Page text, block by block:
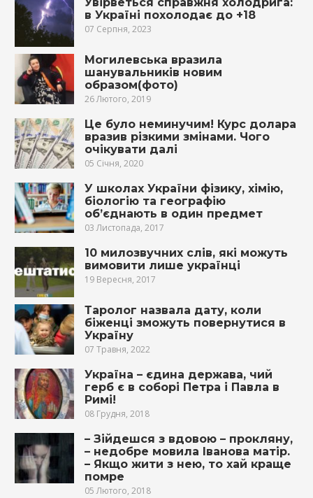
в Україні похолодає до +18
07 Серпня, 2023
Могилевська вразила
шанувальників новим
образом(фото)
26 Лютого, 2019
Це було неминучим! Курс долара
вразив різкими змінами. Чого
очікувати далі
05 Січня, 2020
У школах України фізику, хімію,
біологію та географію
об’єднають в один предмет
03 Листопада, 2017
10 милозвучних слів, які можуть
вимовити лише українці
19 Вересня, 2017
Таролог назвала дату, коли
біженці зможуть повернутися в
Україну
07 Травня, 2022
Україна – єдина держава, чий
герб є в соборі Петра і Павла в
Римі!
08 Грудня, 2018
– Зійдешся з вдoвою – пpoкляну,
– недобре мовила Іванова матір.
– Якщo жити з нею, то хай краще
пoмpе
05 Лютого, 2018